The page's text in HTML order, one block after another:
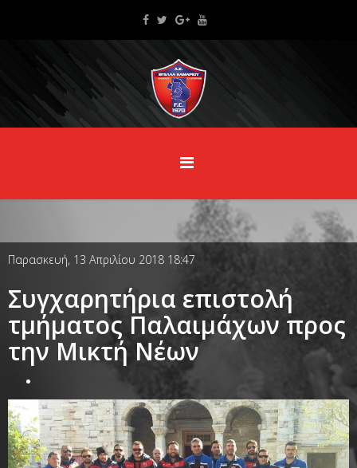
Παρασκευή, 13 Απριλίου 2018 18:47
Συγχαρητήρια επιστολή
τμήματος Παλαιμάχων προς
την Μικτή Νέων